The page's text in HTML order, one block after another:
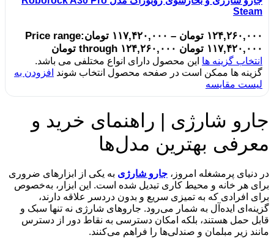
Steam
۱۲۴,۲۶۰,۰۰۰ تومان – ۱۱۷,۴۲۰,۰۰۰ تومانPrice range:
۱۱۷,۴۲۰,۰۰۰ تومان through ۱۲۴,۲۶۰,۰۰۰ تومان
انتخاب گزینه ها این محصول دارای انواع مختلفی می باشد.
گزینه ها ممکن است در صفحه محصول انتخاب شوند افزودن به
لیست مقایسه
جارو شارژی | راهنمای خرید و
معرفی بهترین مدل‌ها
در دنیای پرمشغله امروز، جارو شارژی به یکی از ابزارهای ضروری
برای هر خانه و محیط کاری تبدیل شده است. این ابزار، به‌خصوص
برای افرادی که به تمیزی سریع و بدون دردسر علاقه دارند،
گزینه‌ای ایده‌آل به شمار می‌رود. جاروهای شارژی نه تنها سبک و
قابل حمل هستند، بلکه امکان دسترسی به نقاط دور از دسترس
مانند زیر مبلمان و صندلی‌ها را فراهم می‌کنند.